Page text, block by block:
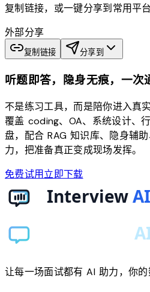
复制链接，或一键分享到常用平台
外部分享
复制链接 分享到
听题即答，隐身无痕，一次
不是练习工具，而是陪你进入真
覆盖 coding、OA、系统设计、
盘，配合 RAG 知识库、隐身辅
力，把准备真正变成现场发挥。
免费试用立即下载
让每一场面试都有 AI 助力，你的